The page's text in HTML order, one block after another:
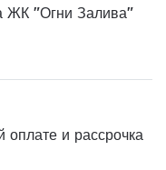
ЖК "Огни Залива"
оплате и рассрочка